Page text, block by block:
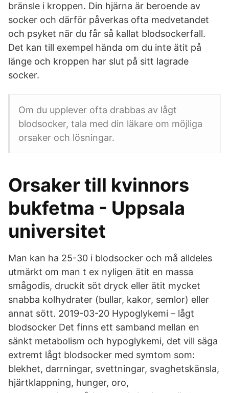
bränsle i kroppen. Din hjärna är beroende av
socker och därför påverkas ofta medvetandet
och psyket när du får så kallat blodsockerfall.
Det kan till exempel hända om du inte ätit på
länge och kroppen har slut på sitt lagrade
socker.
Om du upplever ofta drabbas av lågt
blodsocker, tala med din läkare om möjliga
orsaker och lösningar.
Orsaker till kvinnors
bukfetma - Uppsala
universitet
Man kan ha 25-30 i blodsocker och må alldeles
utmärkt om man t ex nyligen ätit en massa
smågodis, druckit söt dryck eller ätit mycket
snabba kolhydrater (bullar, kakor, semlor) eller
annat sött. 2019-03-20 Hypoglykemi – lågt
blodsocker Det finns ett samband mellan en
sänkt metabolism och hypoglykemi, det vill säga
extremt lågt blodsocker med symtom som:
blekhet, darrningar, svettningar, svaghetskänsla,
hjärtklappning, hunger, oro,